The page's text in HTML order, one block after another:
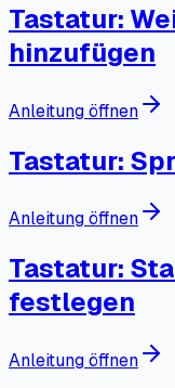
Tastatur:
hinzufügen
Anleitung öffnen
Tastatur:
Anleitung öffnen
Tastatur:
festlegen
Anleitung öffnen